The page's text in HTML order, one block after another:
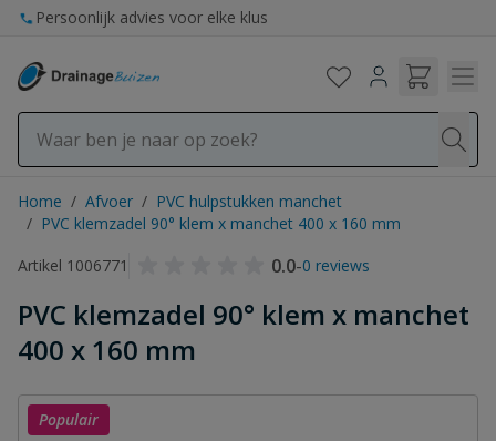
Ga naar de inhoud
Persoonlijk advies voor elke klus
Home / Afvoer / PVC hulpstukken manchet
/ PVC klemzadel 90° klem x manchet 400 x 160 mm
Artikel 1006771
0.0-0 reviews
PVC klemzadel 90° klem x manchet
400 x 160 mm
Populair